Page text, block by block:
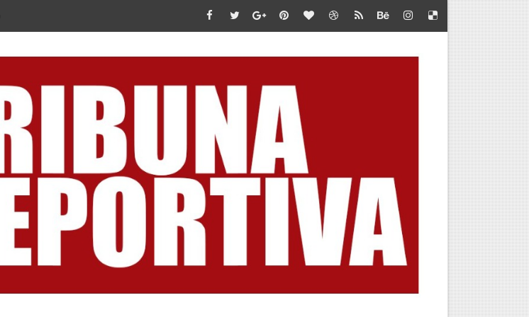
legado que inspire a nuevas generaciones de jóvenes”
VERDADERA CLAVE PARA CRUZAR LA META
CHEMO"
Y CALDERÓN COMO LOS MEJORES DEL AMERICAN SERIES SANTÍSIMO DOWNHILL 2026
EL CONTINENTE LLEGAN A URUBAMBA POR CUPO AL MUNDIAL
Masculino en la VIDENA
EN SKATEBOARDING